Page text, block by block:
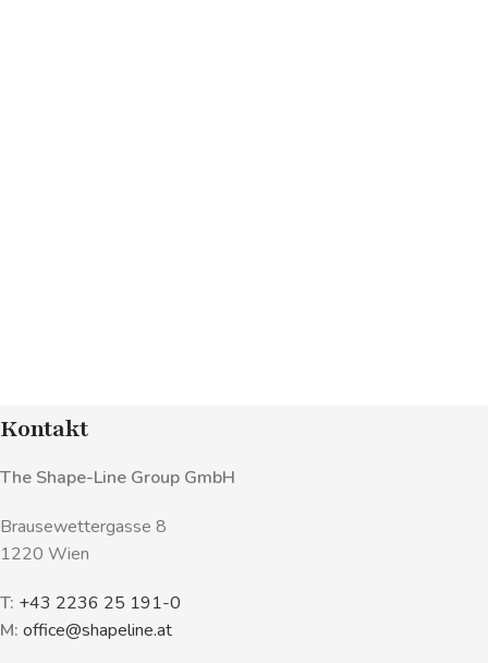
Kontakt
The Shape-Line Group GmbH
Brausewettergasse 8
1220 Wien
T: +43 2236 25 191-0
M: office@shapeline.at